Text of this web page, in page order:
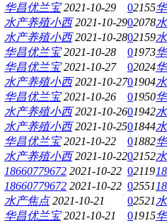
华昌优兰宝 2021-10-29 02155
水产养殖小西 2021-10-2902078
水产养殖小西 2021-10-2802159
华昌优兰宝 2021-10-28 01973
华昌优兰宝 2021-10-27 02024
水产养殖小西 2021-10-2701904
华昌优兰宝 2021-10-26 01950
水产养殖小西 2021-10-2601942
水产养殖小西 2021-10-2501844
华昌优兰宝 2021-10-22 01882
水产养殖小西 2021-10-2202152
18660779672 2021-10-22 02119
18660779672 2021-10-22 02551
水产焦点 2021-10-21 02521
华昌优兰宝 2021-10-21 01915